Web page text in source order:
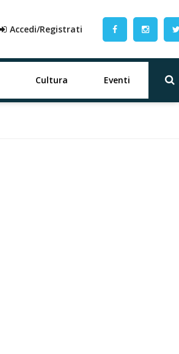
Accedi/Registrati
Cultura Eventi